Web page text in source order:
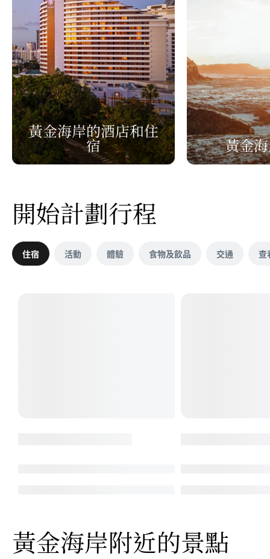
黃金海岸的酒店和住
宿 黃金
開始計劃行程
住宿 活動 體驗 食物及飲品 交通 查
黃金海岸附近的景點